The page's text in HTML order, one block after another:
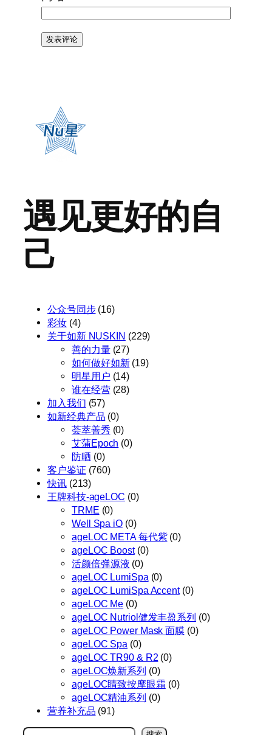
遇见更好的自
己
公众号同步(16)
彩妆(4)
关于如新 NUSKIN (229)
善的力量(27)
如何做好如新(19)
明星用户 (14)
谁在经营(28)
加入我们 (57)
如新经典产品 (0)
荟萃善秀 (0)
艾蒲Epoch (0)
防晒 (0)
客户鉴证 (760)
快讯(213)
王牌科技-ageLOC (0)
TRME (0)
Well Spa iO(0)
ageLOC META 每代紫(0)
ageLOC Boost(0)
活颜倍弹源液 (0)
ageLOC LumiSpa (0)
ageLOC LumiSpa Accent(0)
ageLOC Me (0)
ageLOC Nutriol健发丰盈系列 (0)
ageLOC Power Mask 面膜 (0)
ageLOC Spa (0)
ageLOC TR90 & R2 (0)
ageLOC焕新系列 (0)
ageLOC睛致按摩眼霜 (0)
ageLOC精油系列 (0)
营养补充品 (91)